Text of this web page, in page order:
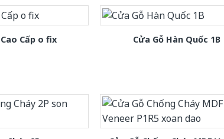
Cấp o fix Cửa Gỗ Hàn Quốc 1B